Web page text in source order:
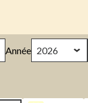
Année